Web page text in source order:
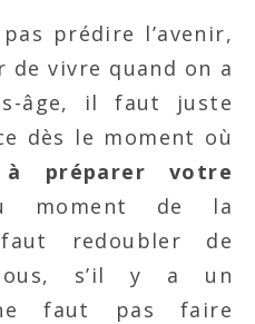
prédire l’avenir,
de vivre quand on a
âge, il faut juste
dès le moment où
à préparer votre
moment de la
redoubler de
nous, s’il y a un
faut pas faire